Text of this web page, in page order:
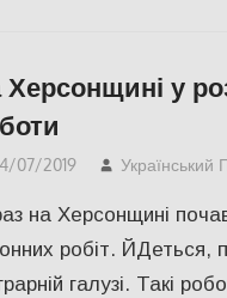
у
07/2019 Український
на Херсонщині
робіт. ЙДеться,
галузі. Такі